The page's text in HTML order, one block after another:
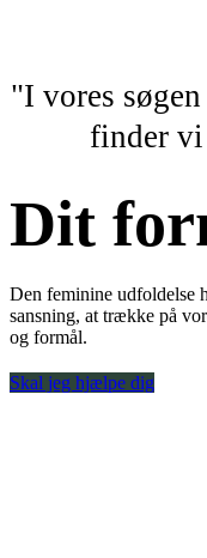
"I vores
finder
Dit
Den feminine udfoldelse
sansning, at trække på
og formål.
Skal jeg hjælpe dig